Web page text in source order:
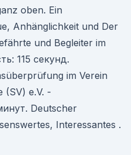
oben. Ein
Anhänglichkeit und Der
und Begleiter im
115 секунд.
im Verein
(SV) e.V. -
Deutscher
Interessantes .